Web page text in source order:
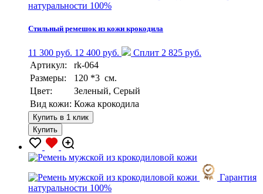
натуральности 100%
Стильный ремешок из кожи крокодила
11 300 руб. 12 400 руб.
Сплит 2 825 руб.
Артикул:
rk-064
Размеры:
120 *3 см.
Цвет:
Зеленый, Серый
Вид кожи: Кожа крокодила
Купить в 1 клик
Купить
Гарантия
натуральности 100%